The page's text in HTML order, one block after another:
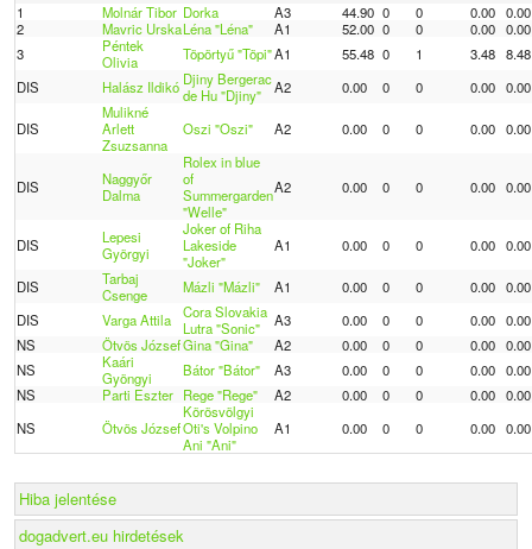
1
Molnár Tibor Dorka A3 44.90 0 0 0.00 0.00
2
Mavric UrskaLéna "Léna" A1 52.00 0 0 0.00 0.00
3
Péntek
Olivia
Töpörtyű "Töpi"A1 55.48 0 1 3.48 8.48
DIS
Halász Ildikó Djiny Bergerac
de Hu "Djiny"
A2 0.00 0 0 0.00 0.00
DIS
Mulikné
Arlett
Zsuzsanna
Oszi "Oszi" A2 0.00 0 0 0.00 0.00
DIS
Naggyőr
Dalma
Rolex in blue
of
Summergarden
"Welle"
A2 0.00 0 0 0.00 0.00
DIS
Lepesi
Györgyi
Joker of Riha
Lakeside
"Joker"
A1 0.00 0 0 0.00 0.00
DIS
Tarbaj
Csenge
Mázli "Mázli" A1 0.00 0 0 0.00 0.00
DIS
Varga Attila
Cora Slovakia
Lutra "Sonic"
A3 0.00 0 0 0.00 0.00
NS
Ötvös JózsefGina "Gina" A2 0.00 0 0 0.00 0.00
NS
Kaári
Gyöngyi
Bátor "Bátor" A3 0.00 0 0 0.00 0.00
NS
Parti Eszter Rege "Rege" A2 0.00 0 0 0.00 0.00
NS
Ötvös József
Körösvölgyi
Oti's Volpino
Ani "Ani"
A1 0.00 0 0 0.00 0.00
Hiba jelentése
dogadvert.eu hirdetések